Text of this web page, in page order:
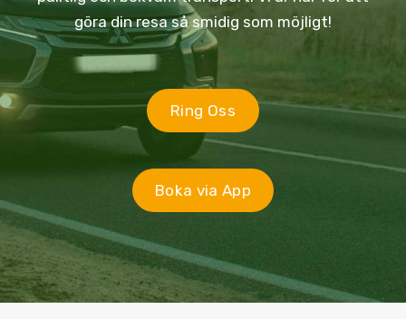
göra din resa så smidig som möjligt!
Ring Oss
Boka via App